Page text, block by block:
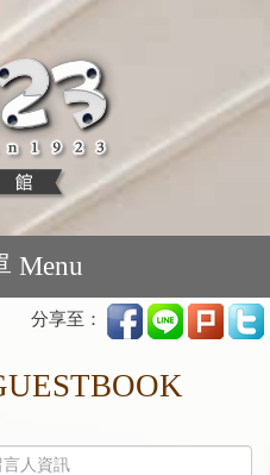
Menu
分享至：